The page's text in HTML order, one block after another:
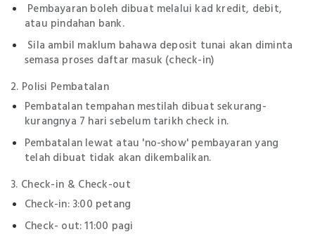
Pembayaran boleh dibuat melalui kad kredit, debit,
atau pindahan bank.
Sila ambil maklum bahawa deposit tunai akan diminta
semasa proses daftar masuk (check-in)
2. Polisi Pembatalan
Pembatalan tempahan mestilah dibuat sekurang-
kurangnya 7 hari sebelum tarikh check in.
Pembatalan lewat atau 'no-show' pembayaran yang
telah dibuat tidak akan dikembalikan.
3. Check-in & Check-out
Check-in: 3:00 petang
Check- out: 11:00 pagi